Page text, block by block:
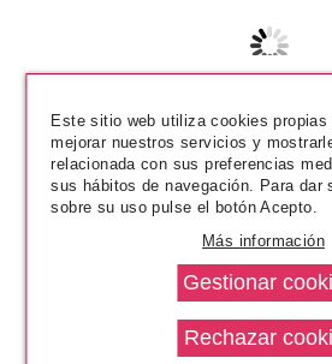
TABAC
TABAC MAN EDT 30 ML
Este sitio web utiliza cookies
mejorar nuestros servicios y
relacionada con sus preferencias
sus hábitos de navegación. Para dar
sobre su uso pulse el botón Acepto.
Más información